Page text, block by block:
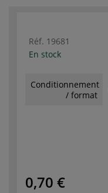
Réf. 19681
En stock
Conditionnement
/ format
0,70 €